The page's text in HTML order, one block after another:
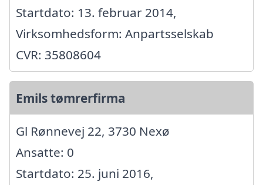
Startdato: 13. februar 2014,
Virksomhedsform: Anpartsselskab
CVR: 35808604
Emils tømrerfirma
Gl Rønnevej 22, 3730 Nexø
Ansatte: 0
Startdato: 25. juni 2016,